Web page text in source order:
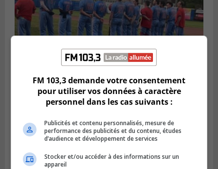
LONGUEUIL
Publié le 6 août 2026 à 05h11
Une poussée tardive propulse les Ducs
vers la victoire à Laval
FM 103,3 demande votre consentement
pour utiliser vos données à caractère
personnel dans les cas suivants :
Publicités et contenu personnalisés, mesure de
performance des publicités et du contenu, études
d’audience et développement de services
Stocker et/ou accéder à des informations sur un
appareil